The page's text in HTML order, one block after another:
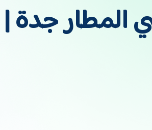
المطار